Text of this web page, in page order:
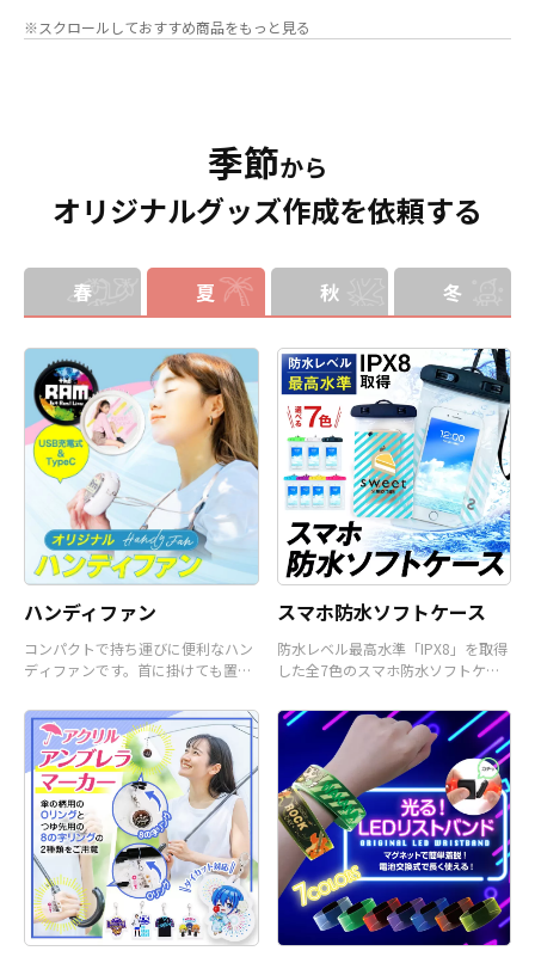
です。透明度が高く美しいアクリル
分はダイカットでデザインにあわせ
た自由な形状で制作することができ
ます。また長さ調整と安全機能が付
いたネックストラップが標準で付属
加したり、ストラップをキーホルダ
ーに変更することも可能です。 アニ
メ、エンタメ、スポーツ、官公庁、
ど様々な業界に人気です。 短納期・
小ロットでの対応も可能ですのでご
不明点がありましたら、個人のお客
様から企業・業者のかた問わずお気
軽にご相談ください。
携帯性に優れています。オールシー
の自社工場にて印刷いたしますの
で、短納期・小ロットでの対応が可
能です。グッズ制作の専門スタッフ
がしっかりサポートいたしますの
にご相談ください。
※スクロールしておすすめ商品をもっと見る
季節から
オリジナルグッズ作成を依頼する
春 夏 秋 冬
ハンディファン
コンパクトで持ち運びに便利なハン
ディファンです。首に掛けても置い
スマホ防水ソフトケース
防水レベル最高水準「IPX8」を取得
した全7色のスマホ防水ソフトケー